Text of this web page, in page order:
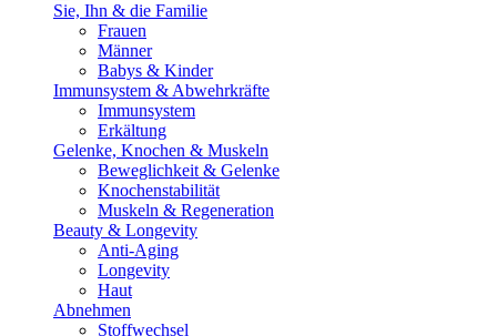
Sie, Ihn & die Familie
Frauen
Männer
Babys & Kinder
Immunsystem & Abwehrkräfte
Immunsystem
Erkältung
Gelenke, Knochen & Muskeln
Beweglichkeit & Gelenke
Knochenstabilität
Muskeln & Regeneration
Beauty & Longevity
Anti-Aging
Longevity
Haut
Abnehmen
Stoffwechsel